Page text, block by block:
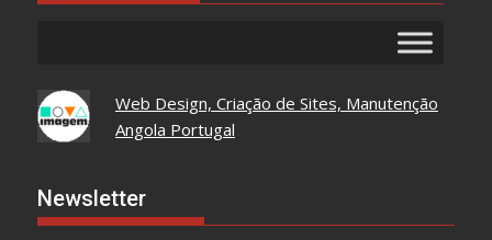
Web Design, Criação de Sites, Manutenção
Angola Portugal
Newsletter